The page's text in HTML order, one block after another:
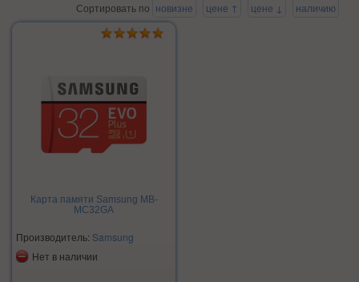
Сортировать по новизне цене ↑ цене ↓ наличию
Карта памяти Samsung MB-
MC32GA
Производитель: Samsung
Нет в наличии